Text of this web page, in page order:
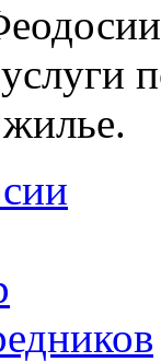
услуги